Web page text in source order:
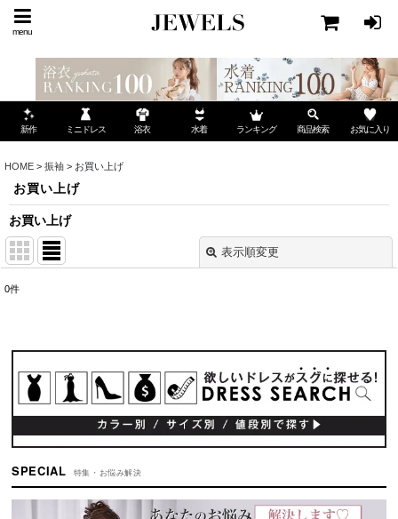
menu
新作 ミニドレス 浴衣 水着 ランキング 商品検索 お気に入り
HOME > 振袖 > お買い上げ
お買い上げ
お買い上げ
表示順変更
並び順:
絞り込む
0件
SPECIAL 特集・お悩み解決